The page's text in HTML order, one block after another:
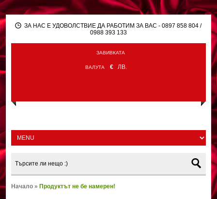
ЗА НАС Е УДОВОЛСТВИЕ ДА РАБОТИМ ЗА ВАС - 0897 858 804 /
0988 393 133
ЗАВИВКАТА
ВАЛУТА € ЛВ.
Начало » Продуктът не бе намерен!